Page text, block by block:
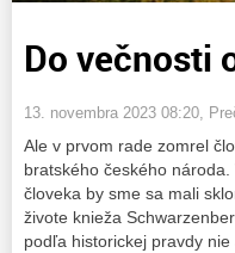
Do večnosti
13. novembra 2023 08:20 ,
Ale v prvom rade zomrel
bratského českého
človeka by sme sa mali
živote knieža
podľa historickej pravdy